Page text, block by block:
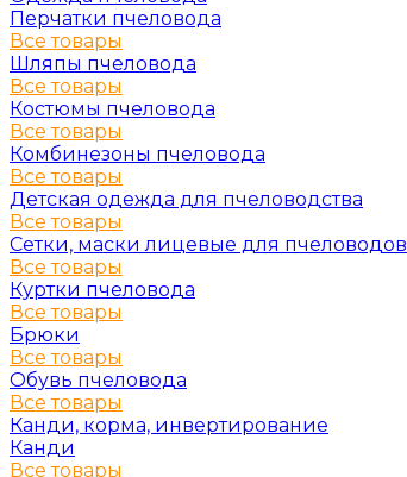
Перчатки пчеловода
Все товары
Шляпы пчеловода
Все товары
Костюмы пчеловода
Все товары
Комбинезоны пчеловода
Все товары
Детская одежда для пчеловодства
Все товары
Сетки, маски лицевые для пчеловодов
Все товары
Куртки пчеловода
Все товары
Брюки
Все товары
Обувь пчеловода
Все товары
Канди, корма, инвертирование
Канди
Все товары